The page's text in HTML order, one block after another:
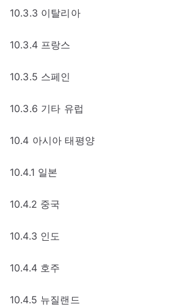
10.3.3 이탈리아
10.3.4 프랑스
10.3.5 스페인
10.3.6 기타 유럽
10.4 아시아 태평양
10.4.1 일본
10.4.2 중국
10.4.3 인도
10.4.4 호주
10.4.5 뉴질랜드